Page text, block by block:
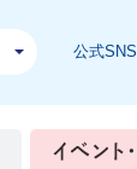
公式SNS
市政情報